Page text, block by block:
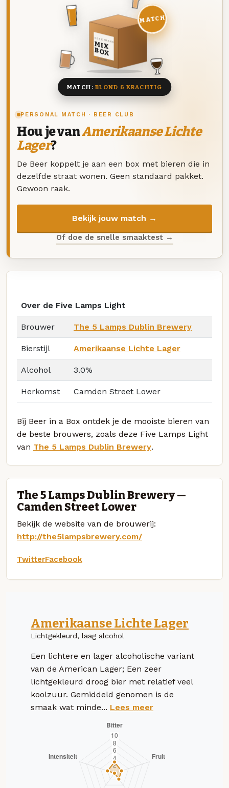
PERSONAL MATCH · BEER CLUB
Hou je vanAmerikaanse Lichte
Lager?
De Beer koppelt je aan een box met bieren die in
dezelfde straat wonen. Geen standaard pakket.
Gewoon raak.
Bekijk jouw match →
Of doe de snelle smaaktest →
DEZE MAAND
MIX
BOX
8 BIEREN
MATCH
MATCH: BLOND & KRACHTIG
Over de Five Lamps Light
Brouwer The 5 Lamps Dublin Brewery
Bierstijl Amerikaanse Lichte Lager
Alcohol 3.0%
Herkomst Camden Street Lower
Bij Beer in a Box ontdek je de mooiste bieren van
de beste brouwers, zoals deze Five Lamps Light
van The 5 Lamps Dublin Brewery.
The 5 Lamps Dublin Brewery —
Camden Street Lower
Bekijk de website van de brouwerij:
http://the5lampsbrewery.com/
TwitterFacebook
Amerikaanse Lichte Lager
Lichtgekleurd, laag alcohol
Een lichtere en lager alcoholische variant
van de American Lager; Een zeer
lichtgekleurd droog bier met relatief veel
koolzuur. Gemiddeld genomen is de
smaak wat minde... Lees meer